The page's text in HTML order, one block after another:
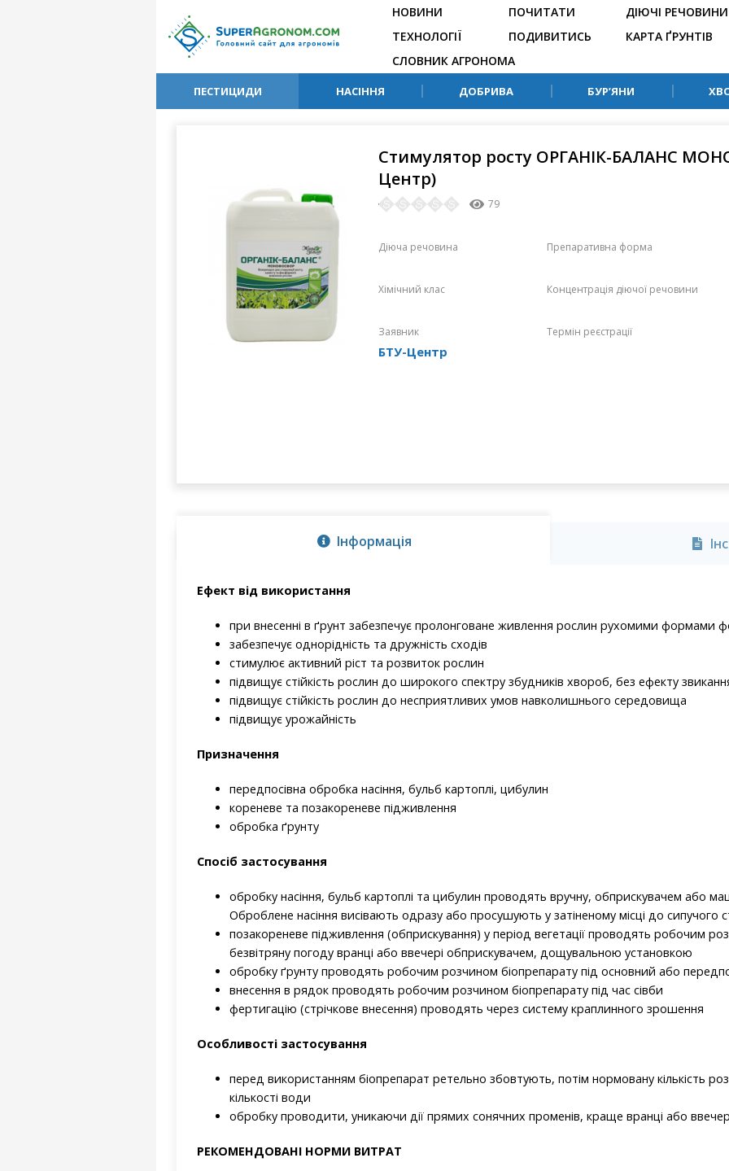
НОВИНИ
ТЕХНОЛОГІЇ
ПОЧИТАТИ
ПОДИВИТИСЬ
ДІЮЧІ РЕЧОВИНИ
КАРТА ҐРУНТІВ
СЛОВНИК АГРОНОМА
ПЕСТИЦИДИ НАСІННЯ ДОБРИВА БУР’ЯНИ
Стимулятор росту ОРГАНІК-БАЛАНС
Центр)
79
Діюча речовина Препаративна форма
Хімічний клас Концентрація діючої речовини
Заявник
БТУ-Центр
Термін реєстрації
Інформація
Ефект від використання
при внесенні в ґрунт забезпечує пролонговане живлення рослин рухомими формами
забезпечує однорідність та дружність сходів
стимулює активний ріст та розвиток рослин
підвищує стійкість рослин до широкого спектру збудників хвороб, без ефекту
підвищує стійкість рослин до несприятливих умов навколишнього середовища
підвищує урожайність
Призначення
передпосівна обробка насіння, бульб картоплі, цибулин
кореневе та позакореневе підживлення
обробка ґрунту
Спосіб застосування
обробку насіння, бульб картоплі та цибулин проводять вручну, обприскувачем або
Оброблене насіння висівають одразу або просушують у затіненому місці до сипучого
позакореневе підживлення (обприскування) у період вегетації проводять робочим
безвітряну погоду вранці або ввечері обприскувачем, дощувальною установкою
обробку ґрунту проводять робочим розчином біопрепарату під основний або
внесення в рядок проводять робочим розчином біопрепарату під час сівби
фертигацію (стрічкове внесення) проводять через систему краплинного зрошення
Особливості застосування
перед використанням біопрепарат ретельно збовтують, потім нормовану кількість
кількості води
обробку проводити, уникаючи дії прямих сонячних променів, краще вранці або
РЕКОМЕНДОВАНІ НОРМИ ВИТРАТ